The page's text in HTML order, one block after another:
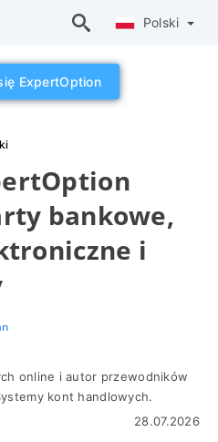
Polski
ExpertOption
bankowe,
i
online i autor przewodników
kont handlowych.
28.07.2026